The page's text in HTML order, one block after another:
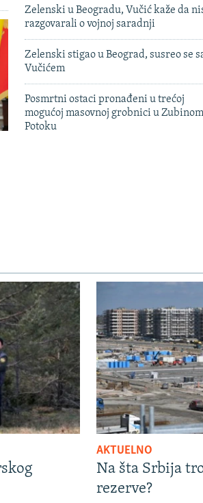
Zelenski u Beogradu, Vučić kaže da
razgovarali o vojnoj saradnji
Zelenski stigao u Beograd, susreo se
Vučićem
Posmrtni ostaci pronađeni u trećoj
mogućoj masovnoj grobnici u Zubinom
Potoku
AKTUELNO
Na šta Srbija
rezerve?